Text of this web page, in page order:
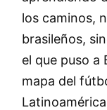
los caminos,
brasileños,
el que puso a
mapa del